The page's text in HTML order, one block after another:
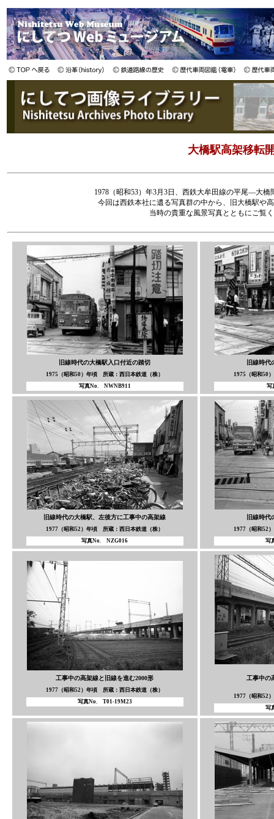
大橋駅高架移転
1978（昭和53）年3月3日、西鉄大牟田線の平尾—大
今回は西鉄本社に遺る写真群の中から、旧大橋駅や
当時の貴重な風景写真とともにご覧
旧線時代の大橋駅入口付近の踏切
1975（昭和50）年頃 所蔵：西日本鉄道（株）
写真No. NWNB911
旧線時
1975（昭和50
写
旧線時代の大橋駅、左後方に工事中の高架線
1977（昭和52）年頃 所蔵：西日本鉄道（株）
写真No. NZG016
旧線時
1977（昭和52
写
工事中の高架線と旧線を進む2000形
1977（昭和52）年頃 所蔵：西日本鉄道（株）
写真No. T01-19M23
工事中の
1977（昭和52
写